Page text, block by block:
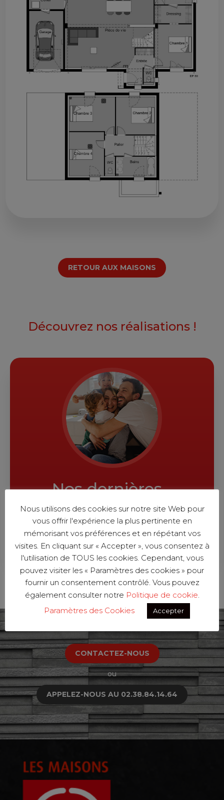
RETOUR AUX MAISONS
Découvrez nos réalisations !
Nos dernières
RÉALISATIONS
VOIR TOUT
CONTACTEZ-NOUS
ou
APPELEZ-NOUS AU 02.38.84.14.64
Nous utilisons des cookies sur notre site Web pour
vous offrir l'expérience la plus pertinente en
mémorisant vos préférences et en répétant vos
visites. En cliquant sur « Accepter », vous consentez à
l'utilisation de TOUS les cookies. Cependant, vous
pouvez visiter les « Paramètres des cookies » pour
fournir un consentement contrôlé. Vous pouvez
également consulter notre Politique de cookie.
Paramètres des Cookies
Accepter